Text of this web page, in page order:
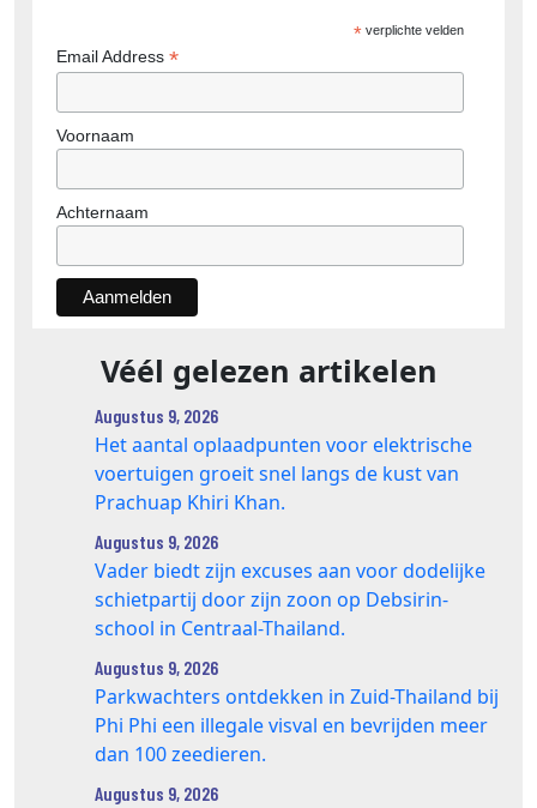
*verplichte velden
Email Address *
Voornaam
Achternaam
Véél gelezen artikelen
Augustus 9, 2026
Het aantal oplaadpunten voor elektrische
voertuigen groeit snel langs de kust van
Prachuap Khiri Khan.
Augustus 9, 2026
Vader biedt zijn excuses aan voor dodelijke
schietpartij door zijn zoon op Debsirin-
school in Centraal-Thailand.
Augustus 9, 2026
Parkwachters ontdekken in Zuid-Thailand bij
Phi Phi een illegale visval en bevrijden meer
dan 100 zeedieren.
Augustus 9, 2026